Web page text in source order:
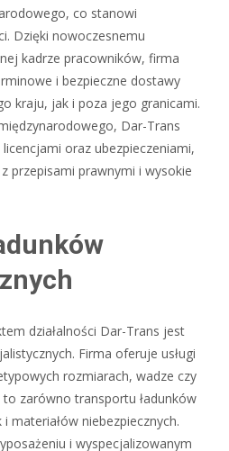
co stanowi
Dzięki nowoczesnemu
kadrze pracowników, firma
i bezpieczne dostawy
kraju, jak i poza jego granicami.
Dar-Trans
oraz ubezpieczeniami,
przepisami prawnymi i wysokie
działalności Dar-Trans jest
Firma oferuje usługi
rozmiarach, wadze czy
zarówno transportu ładunków
materiałów niebezpiecznych.
i wyspecjalizowanym